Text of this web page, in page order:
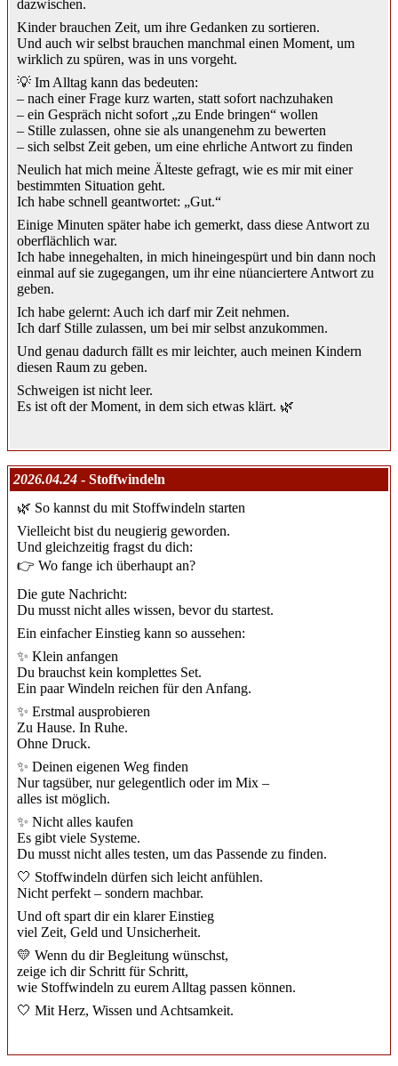
dazwischen.
Kinder brauchen Zeit, um ihre Gedanken zu sortieren.
Und auch wir selbst brauchen manchmal einen Moment, um
wirklich zu spüren, was in uns vorgeht.
💡 Im Alltag kann das bedeuten:
– nach einer Frage kurz warten, statt sofort nachzuhaken
– ein Gespräch nicht sofort „zu Ende bringen“ wollen
– Stille zulassen, ohne sie als unangenehm zu bewerten
– sich selbst Zeit geben, um eine ehrliche Antwort zu finden
Neulich hat mich meine Älteste gefragt, wie es mir mit einer
bestimmten Situation geht.
Ich habe schnell geantwortet: „Gut.“
Einige Minuten später habe ich gemerkt, dass diese Antwort zu
oberflächlich war.
Ich habe innegehalten, in mich hineingespürt und bin dann noch
einmal auf sie zugegangen, um ihr eine nüanciertere Antwort zu
geben.
Ich habe gelernt: Auch ich darf mir Zeit nehmen.
Ich darf Stille zulassen, um bei mir selbst anzukommen.
Und genau dadurch fällt es mir leichter, auch meinen Kindern
diesen Raum zu geben.
Schweigen ist nicht leer.
Es ist oft der Moment, in dem sich etwas klärt. 🌿
2026.04.24 - Stoffwindeln
🌿 So kannst du mit Stoffwindeln starten
Vielleicht bist du neugierig geworden.
Und gleichzeitig fragst du dich:
👉 Wo fange ich überhaupt an?
Die gute Nachricht:
Du musst nicht alles wissen, bevor du startest.
Ein einfacher Einstieg kann so aussehen:
✨ Klein anfangen
Du brauchst kein komplettes Set.
Ein paar Windeln reichen für den Anfang.
✨ Erstmal ausprobieren
Zu Hause. In Ruhe.
Ohne Druck.
✨ Deinen eigenen Weg finden
Nur tagsüber, nur gelegentlich oder im Mix –
alles ist möglich.
✨ Nicht alles kaufen
Es gibt viele Systeme.
Du musst nicht alles testen, um das Passende zu finden.
🤍 Stoffwindeln dürfen sich leicht anfühlen.
Nicht perfekt – sondern machbar.
Und oft spart dir ein klarer Einstieg
viel Zeit, Geld und Unsicherheit.
💛 Wenn du dir Begleitung wünschst,
zeige ich dir Schritt für Schritt,
wie Stoffwindeln zu eurem Alltag passen können.
🤍 Mit Herz, Wissen und Achtsamkeit.